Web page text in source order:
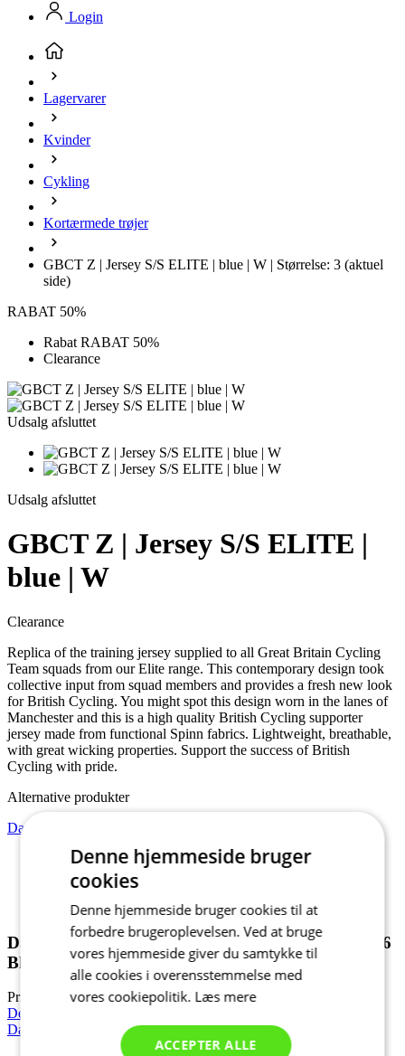
Login
Lagervarer
Kvinder
Cykling
Kortærmede trøjer
GBCT Z | Jersey S/S ELITE | blue | W | Størrelse: 3 (aktuel
side)
RABAT 50%
Rabat RABAT 50%
Clearance
Udsalg afsluttet
Udsalg afsluttet
GBCT Z | Jersey S/S ELITE |
blue | W
Clearance
Replica of the training jersey supplied to all Great Britain Cycling
Team squads from our Elite range. This contemporary design took
collective input from squad members and provides a fresh new look
for British Cycling. You might spot this design worn in the lanes of
Manchester and this is a high quality British Cycling supporter
jersey made from functional Spinn fabrics. Lightweight, breathable,
with great wicking properties. Support the success of British
Cycling with pride.
Alternative produkter
Dame kortærmet cykeltrøje RAZOR | PASSION Z6 Black
Sommer
Aero fit
Dame kortærmet cykeltrøje RAZOR | PASSION Z6
Black
Pris
990 DKK
Detalje
Dame kortærmet cykeltrøje RAZOR | PASSION Z6 White
Denne hjemmeside bruger
cookies
Denne hjemmeside bruger cookies til at
forbedre brugeroplevelsen. Ved at bruge
vores hjemmeside giver du samtykke til
alle cookies i overensstemmelse med
vores cookiepolitik. Læs mere
ACCEPTER ALLE